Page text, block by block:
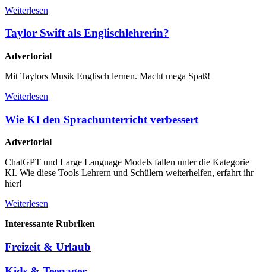
Weiterlesen
Taylor Swift als Englischlehrerin?
Advertorial
Mit Taylors Musik Englisch lernen. Macht mega Spaß!
Weiterlesen
Wie KI den Sprachunterricht verbessert
Advertorial
ChatGPT und Large Language Models fallen unter die Kategorie
KI. Wie diese Tools Lehrern und Schülern weiterhelfen, erfahrt ihr
hier!
Weiterlesen
Interessante Rubriken
Freizeit & Urlaub